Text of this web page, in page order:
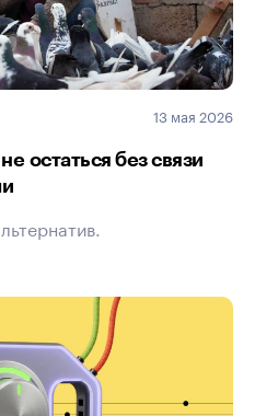
13 мая 2026
остаться без связи